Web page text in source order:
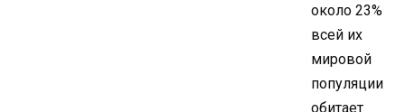
около 23%
всей их
мировой
популяции
обитает